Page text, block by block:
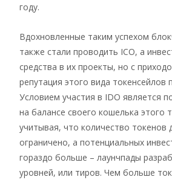
году.
Вдохновленные таким успехом
также стали проводить ICO, а
средства в их проекты, но с
репутация этого вида токенсейлов
Условием участия в IDO является
на балансе своего кошелька этого
учитывая, что количество токенов
ограничено, а потенциальных
гораздо больше – лаунчпады
уровней, или тиров. Чем больше